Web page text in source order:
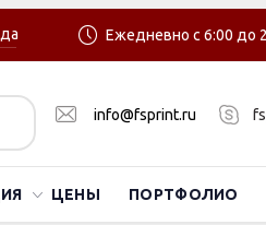
Ежедневно с 6:00 до
info@fsprint.ru
ЦЕНЫ ПОРТФОЛИО